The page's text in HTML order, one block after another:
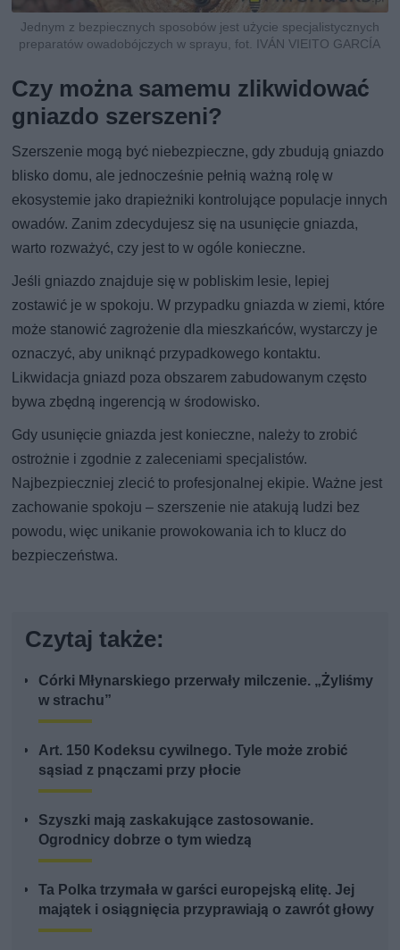
Jednym z bezpiecznych sposobów jest użycie specjalistycznych
preparatów owadobójczych w sprayu, fot. IVÁN VIEITO GARCÍA
Czy można samemu zlikwidować
gniazdo szerszeni?
Szerszenie mogą być niebezpieczne, gdy zbudują gniazdo
blisko domu, ale jednocześnie pełnią ważną rolę w
ekosystemie jako drapieżniki kontrolujące populacje innych
owadów. Zanim zdecydujesz się na usunięcie gniazda,
warto rozważyć, czy jest to w ogóle konieczne.
Jeśli gniazdo znajduje się w pobliskim lesie, lepiej
zostawić je w spokoju. W przypadku gniazda w ziemi, które
może stanowić zagrożenie dla mieszkańców, wystarczy je
oznaczyć, aby uniknąć przypadkowego kontaktu.
Likwidacja gniazd poza obszarem zabudowanym często
bywa zbędną ingerencją w środowisko.
Gdy usunięcie gniazda jest konieczne, należy to zrobić
ostrożnie i zgodnie z zaleceniami specjalistów.
Najbezpieczniej zlecić to profesjonalnej ekipie. Ważne jest
zachowanie spokoju – szerszenie nie atakują ludzi bez
powodu, więc unikanie prowokowania ich to klucz do
bezpieczeństwa.
Czytaj także:
Córki Młynarskiego przerwały milczenie. „Żyliśmy
w strachu”
Art. 150 Kodeksu cywilnego. Tyle może zrobić
sąsiad z pnączami przy płocie
Szyszki mają zaskakujące zastosowanie.
Ogrodnicy dobrze o tym wiedzą
Ta Polka trzymała w garści europejską elitę. Jej
majątek i osiągnięcia przyprawiają o zawrót głowy